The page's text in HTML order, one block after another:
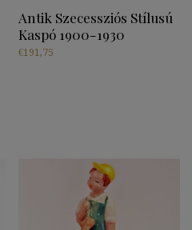
Antik Szecessziós Stílusú
Kaspó 1900-1930
€191,75